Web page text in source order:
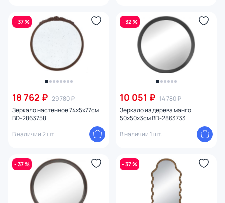
- 37 %
18 762 ₽ 29 780 ₽
Зеркало настенное 74х5х77см
BD-2863758
В наличии 2 шт.
- 32 %
10 051 ₽ 14 780 ₽
Зеркало из дерева манго
50х50х3см BD-2863733
В наличии 1 шт.
- 37 % - 37 %